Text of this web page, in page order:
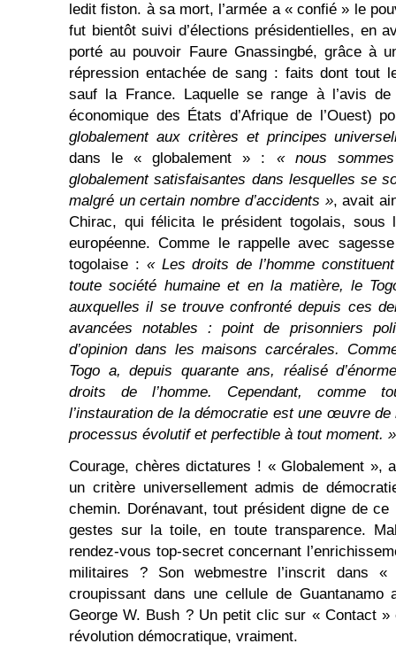
ledit fiston. à sa mort, l’armée a « confié » le
fut bientôt suivi d’élections présidentielles, en
porté au pouvoir Faure Gnassingbé, grâce à
répression entachée de sang : faits dont tout
sauf la France. Laquelle se range à l’avis de
économique des États d’Afrique de l’Ouest)
globalement aux critères et principes
dans le « globalement » : « nous
globalement satisfaisantes dans lesquelles se
malgré un certain nombre d’accidents », avait
Chirac, qui félicita le président togolais, sous
européenne. Comme le rappelle avec
togolaise : « Les droits de l’homme
toute société humaine et en la matière, le
auxquelles il se trouve confronté depuis ces
avancées notables : point de prisonniers
d’opinion dans les maisons carcérales.
Togo a, depuis quarante ans, réalisé
droits de l’homme. Cependant, comme
l’instauration de la démocratie est une œuvre
processus évolutif et perfectible à tout moment. »
Courage, chères dictatures ! « Globalement »,
un critère universellement admis de
chemin. Dorénavant, tout président digne de
gestes sur la toile, en toute transparence.
rendez-vous top-secret concernant
militaires ? Son webmestre l’inscrit dans «
croupissant dans une cellule de
George W. Bush ? Un petit clic sur « Contact »
révolution démocratique, vraiment.